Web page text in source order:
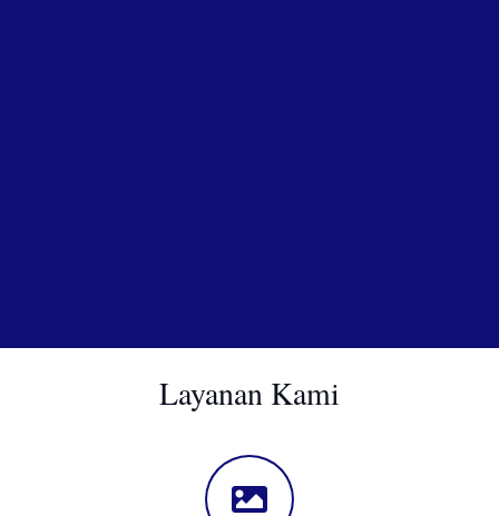
Layanan Kami